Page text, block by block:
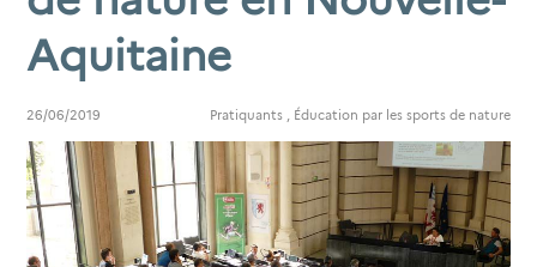
Aquitaine
26/06/2019 Pratiquants Éducation par les sports de nature